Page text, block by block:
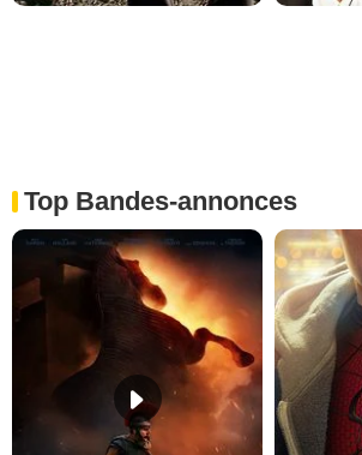
Top Bandes-annonces